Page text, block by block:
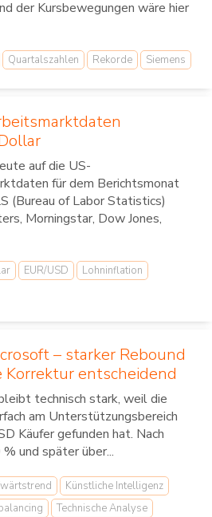
der Kursbewegungen wäre hier
Quartalszahlen Rekorde Siemens
auf die US-
für dem Berichtsmonat
(Bureau of Labor Statistics)
Morningstar, Dow Jones,
EUR/USD
Lohninflation
– starker Rebound
Korrektur entscheidend
technisch stark, weil die
am Unterstützungsbereich
Käufer gefunden hat. Nach
und später über...
Künstliche Intelligenz
Technische Analyse